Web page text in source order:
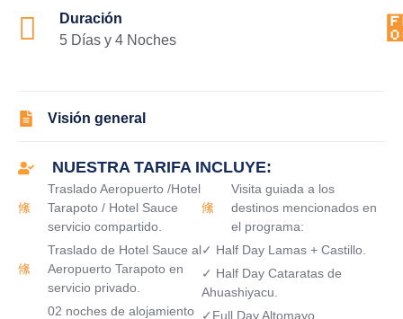
Duración
5 Días y 4 Noches
Visión general
NUESTRA TARIFA INCLUYE:
Traslado Aeropuerto /Hotel
Tarapoto / Hotel Sauce
servicio compartido.
Traslado de Hotel Sauce al
Aeropuerto Tarapoto en
servicio privado.
02 noches de alojamiento
Visita guiada a los
destinos mencionados en
el programa:
✓ Half Day Lamas + Castillo.
✓ Half Day Cataratas de
Ahuashiyacu.
✓Full Day Altomayo